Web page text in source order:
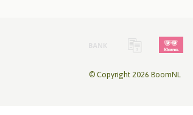
© Copyright 2026 BoomNL